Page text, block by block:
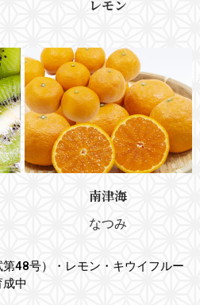
レモン
南津海
なつみ
48号）・レモン・キウイフルー
中